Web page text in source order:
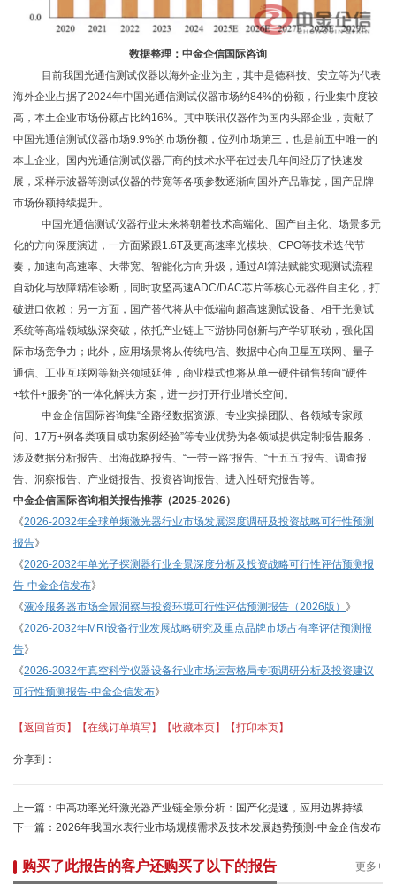
数据整理：中金企信国际咨询
目前我国光通信测试仪器以海外企业为主，其中是德科技、安立等为代表
海外企业占据了2024年中国光通信测试仪器市场约84%的份额，行业集中度较
高，本土企业市场份额占比约16%。其中联讯仪器作为国内头部企业，贡献了
中国光通信测试仪器市场9.9%的市场份额，位列市场第三，也是前五中唯一的
本土企业。国内光通信测试仪器厂商的技术水平在过去几年间经历了快速发
展，采样示波器等测试仪器的带宽等各项参数逐渐向国外产品靠拢，国产品牌
市场份额持续提升。
中国光通信测试仪器行业未来将朝着技术高端化、国产自主化、场景多元
化的方向深度演进，一方面紧跟1.6T及更高速率光模块、CPO等技术迭代节
奏，加速向高速率、大带宽、智能化方向升级，通过AI算法赋能实现测试流程
自动化与故障精准诊断，同时攻坚高速ADC/DAC芯片等核心元器件自主化，打
破进口依赖；另一方面，国产替代将从中低端向超高速测试设备、相干光测试
系统等高端领域纵深突破，依托产业链上下游协同创新与产学研联动，强化国
际市场竞争力；此外，应用场景将从传统电信、数据中心向卫星互联网、量子
通信、工业互联网等新兴领域延伸，商业模式也将从单一硬件销售转向“硬件
+软件+服务”的一体化解决方案，进一步打开行业增长空间。
中金企信国际咨询集“全路径数据资源、专业实操团队、各领域专家顾
问、17万+例各类项目成功案例经验”等专业优势为各领域提供定制报告服务，
涉及数据分析报告、出海战略报告、“一带一路”报告、“十五五”报告、调查报
告、洞察报告、产业链报告、投资咨询报告、进入性研究报告等。
中金企信国际咨询相关报告推荐（2025-2026）
《2026-2032年全球单频激光器行业市场发展深度调研及投资战略可行性预测
报告》
《2026-2032年单光子探测器行业全景深度分析及投资战略可行性评估预测报
告-中金企信发布》
《液冷服务器市场全景洞察与投资环境可行性评估预测报告（2026版） 》
《2026-2032年MRI设备行业发展战略研究及重点品牌市场占有率评估预测报
告》
《2026-2032年真空科学仪器设备行业市场运营格局专项调研分析及投资建议
可行性预测报告-中金企信发布》
【返回首页】 【在线订单填写】 【收藏本页】 【打印本页】
分享到：
上一篇： 中高功率光纤激光器产业链全景分析：国产化提速，应用边界持续拓宽-中金企信发布
下一篇： 2026年我国水表行业市场规模需求及技术发展趋势预测-中金企信发布
购买了此报告的客户还购买了以下的报告 更多+